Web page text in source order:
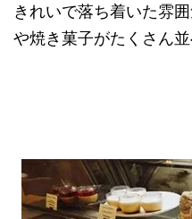
きれいで落ち着いた雰
や焼き菓子がたくさん並